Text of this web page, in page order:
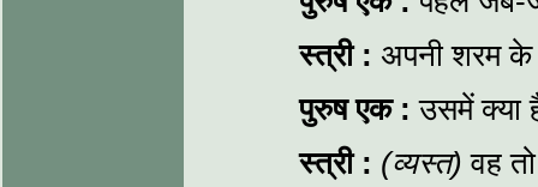
स्त्री : अपनी शरम के
पुरुष एक : उसमें क्या
स्त्री : (व्यस्त) वह